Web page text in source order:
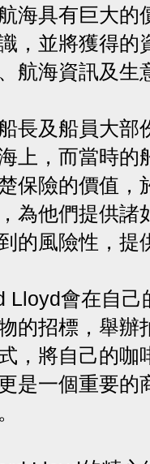
海具有巨大的
，並將獲得的
航海資訊及生
長及船員大部
上，而當時的
保險的價值，
為他們提供諸
的風險性，提
Lloyd會在自
的招標，舉辦
，將自己的咖
是一個重要的